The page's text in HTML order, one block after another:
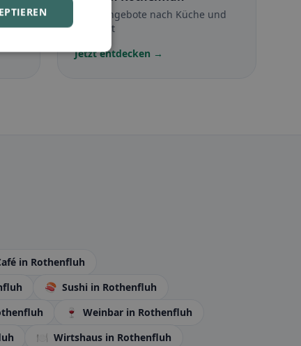
Halal-Angebote nach Küche und
Standort
Jetzt entdecken →
in Rothenfluh
🍣 Sushi in Rothenfluh
🍷 Weinbar in Rothenfluh
🍽️ Wirtshaus in Rothenfluh